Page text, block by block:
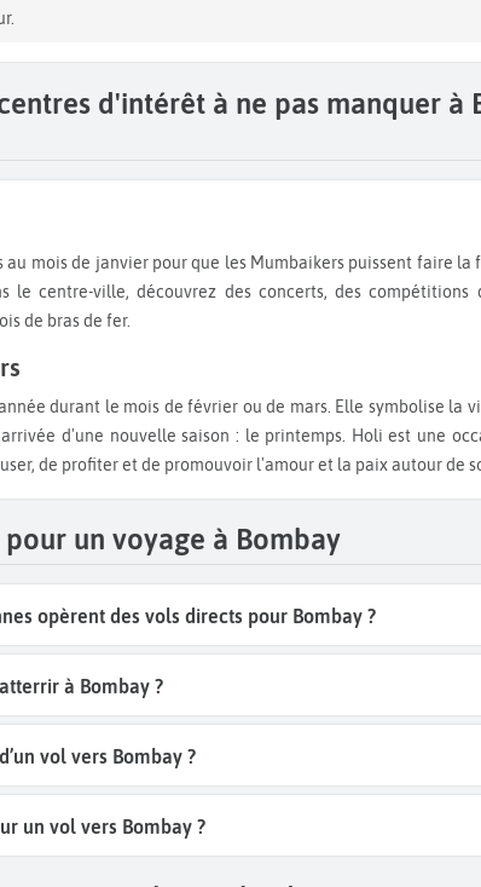
d'intérêt à ne pas manquer à
le centre-ville, découvrez des concerts, des compétitions
de bras de fer.
d'une nouvelle saison : le printemps. Holi est une
de profiter et de promouvoir l'amour et la paix autour de
un voyage à Bombay
opèrent des vols directs pour Bombay ?
à Bombay ?
vol vers Bombay ?
un vol vers Bombay ?